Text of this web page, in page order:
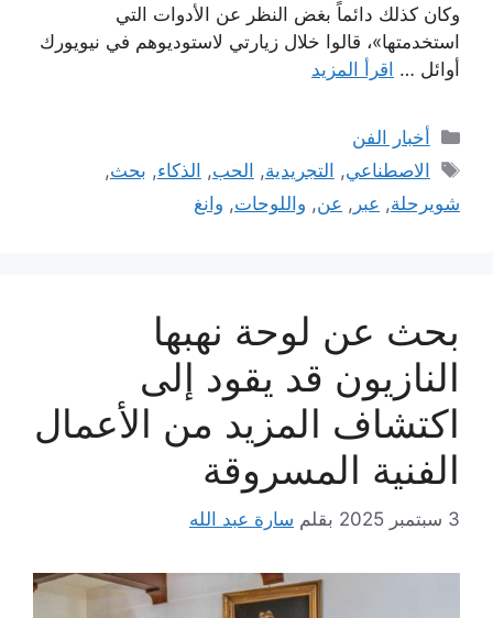
وكان كذلك دائماً بغض النظر عن الأدوات التي
استخدمتها»، قالوا خلال زيارتي لاستوديوهم في نيويورك
أوائل … اقرأ المزيد
التصنيفات
أخبار الفن
الوسوم
الاصطناعي, التجريدية, الحب, الذكاء, بحث,
شويرحلة, عبر , عن, واللوحات, وانغ
بحث عن لوحة نهبها
النازيون قد يقود إلى
اكتشاف المزيد من الأعمال
الفنية المسروقة
3 سبتمبر 2025 بقلم سارة عبد الله